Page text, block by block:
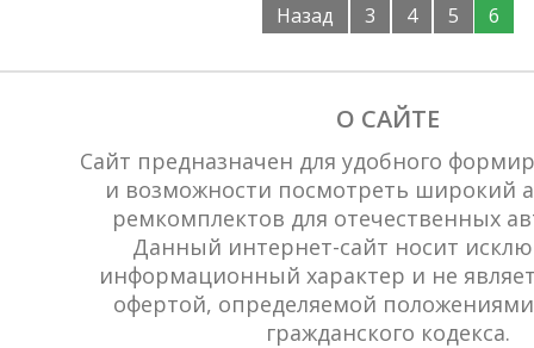
Назад 3 4 5 6
О САЙТЕ
Сайт предназначен для удобного
и возможности посмотреть широкий
ремкомплектов для отечественных
Данный интернет-сайт носит
информационный характер и не
офертой, определяемой положениями
гражданского кодекса.